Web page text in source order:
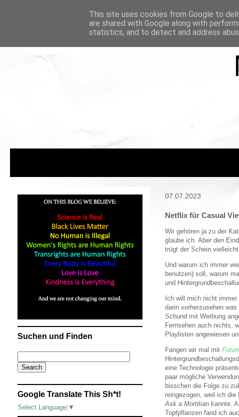
07.07.2023
Netflix für Casual
Wir gehören ja zu der
glaube ich. Aber den
trügt der Schein
Und warum ich immer
benutzen) soll, warum
und
Ich will mich nicht
darin vorherzusehen
Schund mit Werbung
Fernsehen auch nichts,
Playlisten angewiesen
Fangen wir mal mit
eine Technologie
paar mögliche
bisschen die Folge zu
reingezogen, weil ich
Ask a Mortitian kannte.
Topfpflanzen fand ich
Suchen und Finden
Google Translate This Sh*t!
Select Language ▼
This site uses cookies from Google to
are shared with Google along with
statistics, and to detect and address